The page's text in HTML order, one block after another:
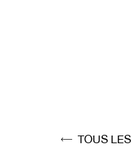
TOUS